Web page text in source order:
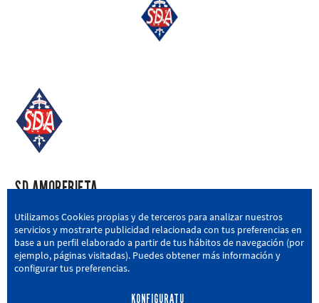
SD AMOREBIETA
San Miguel Kalea, 16, 48340 Amorebieta, Bizkaia
946 604 751 | sda@sdamorebieta.eus
Utilizamos Cookies propias y de terceros para analizar nuestros
servicios y mostrarte publicidad relacionada con tus preferencias en
base a un perfil elaborado a partir de tus hábitos de navegación (por
ejemplo, páginas visitadas). Puedes obtener más información y
configurar tus preferencias.
KONFIGURATU